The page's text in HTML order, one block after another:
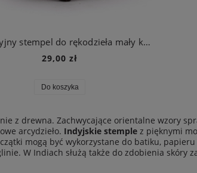
Dekoracyjny stempel do rękodzieła mały kwiat
29,00 zł
Do koszyka
z drewna. Zachwycające orientalne wzory
arcydzieło. Indyjskie stemple z pięknymi
mogą być wykorzystane do batiku,
W Indiach służą także do zdobienia skóry